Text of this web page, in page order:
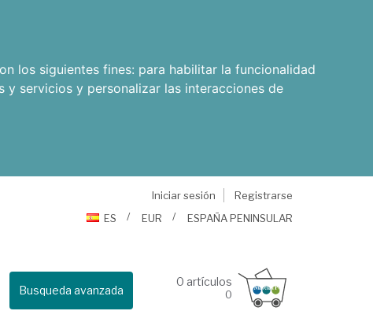
los siguientes fines: para habilitar la funcionalidad
y servicios y personalizar las interacciones de
Iniciar sesión
Registrarse
ES
EUR ESPAÑA PENINSULAR
Busqueda avanzada
0 artículos
0